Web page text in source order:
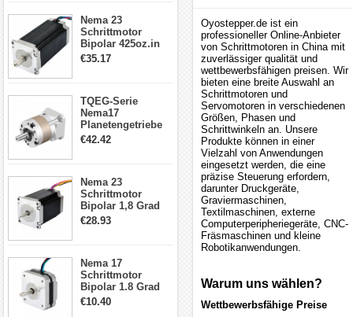
Nema 23
Schrittmotor
Bipolar 425oz.in
4.2A 57x57x114mm
€35.17
TQEG-Serie
Nema17
Planetengetriebe
5:1 Spiel 15Arc-
€42.42
Nema 23
Schrittmotor
Bipolar 1,8 Grad
2,83Nm 4 A 2,26V
€28.93
Nema 17
Schrittmotor
Bipolar 1.8 Grad
8.7Ncm 1A 3.5V 4
€10.40
mit
8mm
Welle
für
Nema
34
Schrittmotor
Serie
2,0
Nm
Nema
23
Motor
&
Treiber
(Stepper Motor) und
Treiber Online
Kaufen -
Oyostepper.de
Oyostepper.de ist ein
professioneller Online-Anbieter
von Schrittmotoren in China mit
zuverlässiger qualität und
wettbewerbsfähigen preisen. Wir
bieten eine breite Auswahl an
Schrittmotoren und
Servomotoren in verschiedenen
Größen, Phasen und
Schrittwinkeln an. Unsere
Produkte können in einer
Vielzahl von Anwendungen
eingesetzt werden, die eine
präzise Steuerung erfordern,
darunter Druckgeräte,
Graviermaschinen,
Textilmaschinen, externe
Computerperipheriegeräte, CNC-
Fräsmaschinen und kleine
Robotikanwendungen.
Warum uns wählen?
Wettbewerbsfähige Preise